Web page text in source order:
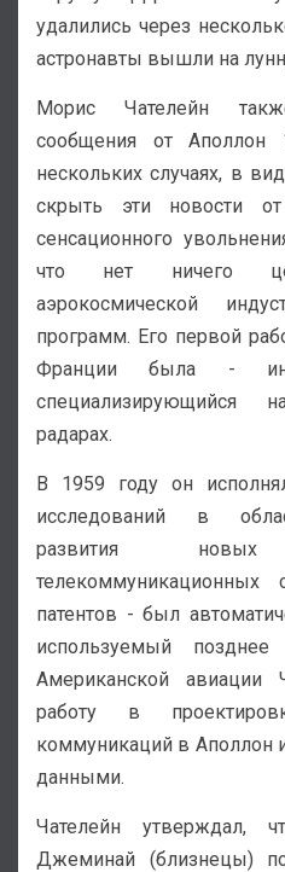
удалились через
астронавты вышли на
Морис Чателейн
сообщения от
нескольких случаях, в
скрыть эти новости
сенсационного
что нет ничего
аэрокосмической
программ. Его первой
Франции была -
специализирующийся
радарах.
В 1959 году он
исследований в
развития
патентов - был
используемый
Американской авиации
работу в
коммуникаций в Аполлон
данными.
Чателейн утверждал,
Джеминай (близнецы)